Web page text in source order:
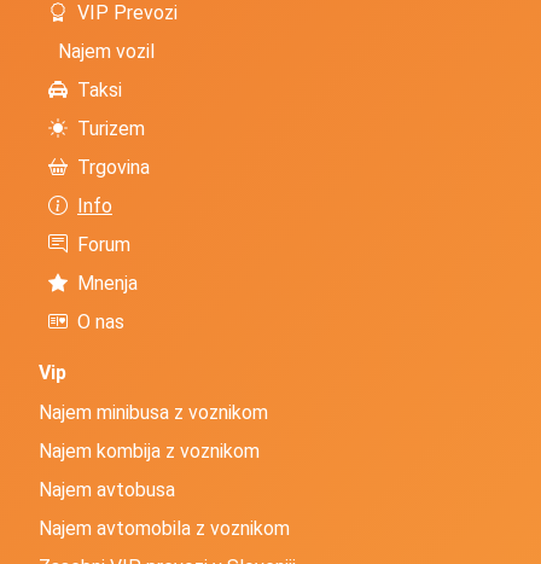
VIP Prevozi
Najem vozil
Taksi
Turizem
Trgovina
Info
Forum
Mnenja
O nas
Vip
Najem minibusa z voznikom
Najem kombija z voznikom
Najem avtobusa
Najem avtomobila z voznikom